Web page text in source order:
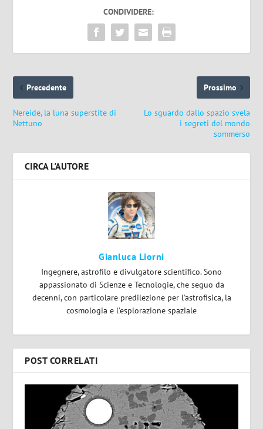
CONDIVIDERE:
Precedente
Nereide, la luna superstite di
Nettuno
Prossimo
Lo sguardo dallo spazio svela
i segreti del mondo
sommerso
CIRCA L'AUTORE
Gianluca Liorni
Ingegnere, astrofilo e divulgatore scientifico. Sono
appassionato di Scienze e Tecnologie, che seguo da
decenni, con particolare predilezione per l'astrofisica, la
cosmologia e l'esplorazione spaziale
POST CORRELATI